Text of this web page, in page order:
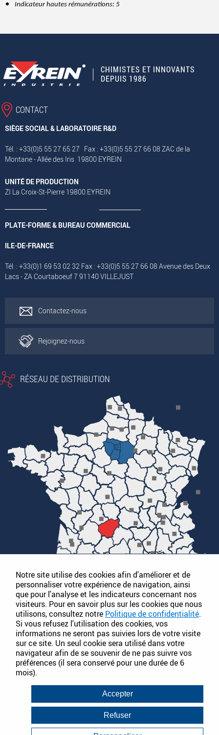
Indicateur hautes rémunérations: 5
CHIMISTES ET INNOVANTS
DEPUIS 1986
CONTACT
SIÈGE SOCIAL & LABORATOIRE R&D
Tél. : +33(0)5 55 27 65 27 Fax : +33(0)5 55 27 66 08 ZAC de la
Montane - Allée des Iris 19800 EYREIN
UNITÉ DE PRODUCTION
ZI La Croix-St-Pierre 19800 EYREIN
PLATE-FORME & BUREAU COMMERCIAL
ILE-DE-FRANCE
Tél. : +33(0)1 69 53 02 32 Fax : +33(0)5 55 27 66 08 Avenue des Deux
Lacs - ZA Courtaboeuf 7 91140 VILLEJUST
Contactez-nous
Rejoignez-nous
RÉSEAU DE DISTRIBUTION
PLAN DU SITE
SOCIÉTÉ
CATALOGUES
DOCUMENTATION FT&FDS
Conditions Générales de Vente
Politique de Confidentialité
Infos consommateurs
Notre site utilise des cookies afin d'améliorer et de
personnaliser votre expérience de navigation, ainsi
que pour l'analyse et les indicateurs concernant nos
visiteurs. Pour en savoir plus sur les cookies que nous
utilisons, consultez notre Politique de confidentialité.
Si vous refusez l'utilisation des cookies, vos
informations ne seront pas suivies lors de votre visite
sur ce site. Un seul cookie sera utilisé dans votre
navigateur afin de se souvenir de ne pas suivre vos
préférences (il sera conservé pour une durée de 6
mois).
Accepter
Refuser